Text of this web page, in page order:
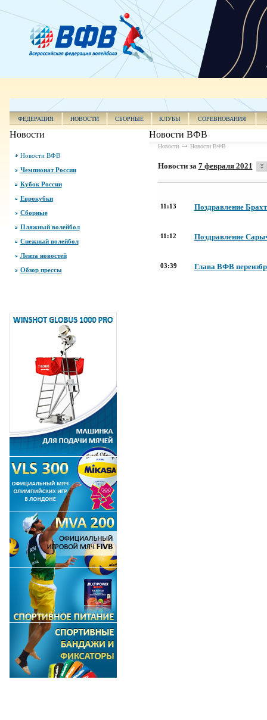
ФЕДЕРАЦИЯ НОВОСТИ СБОРНЫЕ КЛУБЫ СОРЕВНОВАНИЯ
Новости
Новости ВФВ
Чемпионат России
Кубок России
Еврокубки
Сборные
Пляжный волейбол
Снежный волейбол
Лента новостей
Обзор прессы
Новости ВФВ
Новости Новости ВФВ
Новости за 7 февраля 2021
11:13 Поздравление
11:12 Поздравление
03:39 Глава ВФВ